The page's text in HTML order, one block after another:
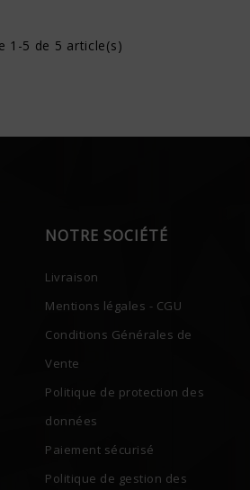
1-5 de 5 article(s)
NOTRE SOCIÉTÉ
Livraison
Mentions légales - CGU
Conditions Générales de
Vente
Politique de protection des
données
Paiement sécurisé
Politique de gestion des